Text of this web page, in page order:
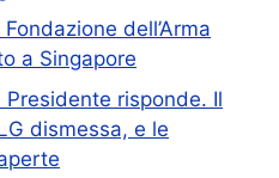
dell’Arma
a Singapore
Presidente risponde. Il
dismessa, e le